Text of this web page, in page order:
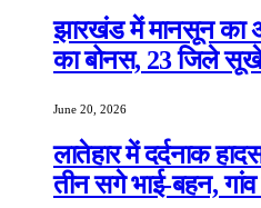
झारखंड में मानसून का
का बोनस, 23 जिले सूखे
June 20, 2026
लातेहार में दर्दनाक
तीन सगे भाई-बहन, गांव